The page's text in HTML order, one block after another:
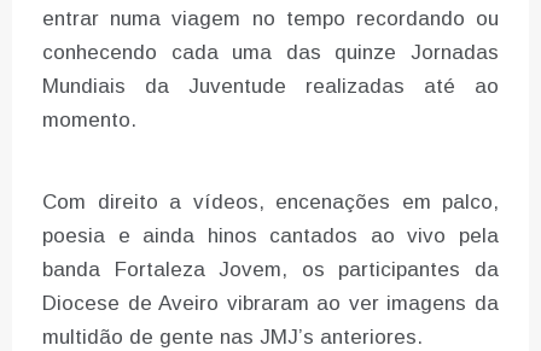
entrar numa viagem no tempo recordando ou
conhecendo cada uma das quinze Jornadas
Mundiais da Juventude realizadas até ao
momento.
Com direito a vídeos, encenações em palco,
poesia e ainda hinos cantados ao vivo pela
banda Fortaleza Jovem, os participantes da
Diocese de Aveiro vibraram ao ver imagens da
multidão de gente nas JMJ’s anteriores.